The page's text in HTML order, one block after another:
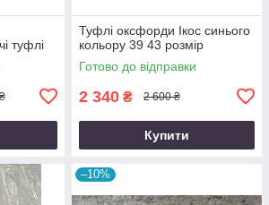
туфлі
Туфлі оксфорди Ікос синього
кольору 39 43 розмір
Готово до відправки
2 340 ₴ 2 600 ₴
Купити
–10%